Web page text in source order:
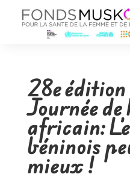
28e édition
Journée de
africain:
béninois
mieux !